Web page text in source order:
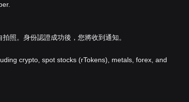
照。身份認證成功後，您將收到通知。
crypto, spot stocks (rTokens), metals, forex, and